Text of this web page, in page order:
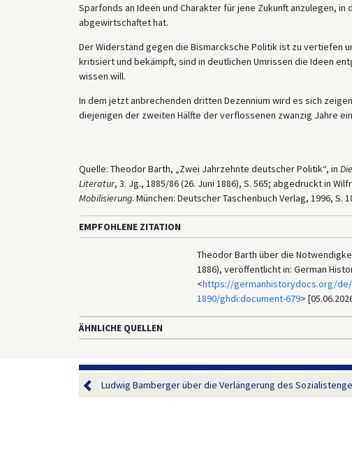
Sparfonds an Ideen und Charakter für jene Zukunft anzulegen,
abgewirtschaftet hat.
Der Widerstand gegen die Bismarcksche Politik ist zu vertiefen
kritisiert und bekämpft, sind in deutlichen Umrissen die Ideen
wissen will.
In dem jetzt anbrechenden dritten Dezennium wird es sich
diejenigen der zweiten Hälfte der verflossenen zwanzig Jahre
Quelle: Theodor Barth, „Zwei Jahrzehnte deutscher Politik“, in
Literatur, 3. Jg., 1885/86 (26. Juni 1886), S. 565; abgedruckt in
Mobilisierung. München: Deutscher Taschenbuch Verlag, 1996, S.
EMPFOHLENE ZITATION
Theodor Barth über die
1886), veröffentlicht in: German
<https://germanhistorydocs.org/de/
1890/ghdi:document-679>
ÄHNLICHE QUELLEN
Ludwig Bamberger über die Verlängerung des